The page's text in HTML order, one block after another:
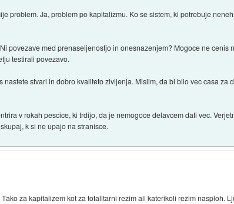
problem. Ja, problem po kapitalizmu. Ko se sistem, ki potrebuje
povezave med prenaseljenostjo in onesnazenjem? Mogoce ne
testirali povezavo.
nastete stvari in dobro kvaliteto zivljenja. Mislim, da bi bilo vec casa za
v rokah pescice, ki trdijo, da je nemogoce delavcem dati vec.
k si ne upajo na stranisce.
za kapitalizem kot za totalitarni režim ali katerikoli režim nasploh.